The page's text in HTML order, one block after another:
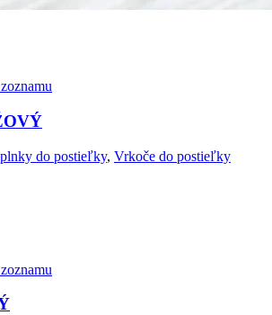
do postieľky, Vrkoče do postieľky